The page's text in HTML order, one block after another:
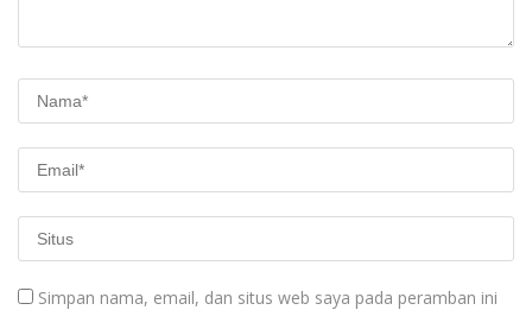
Simpan nama, email, dan situs web saya pada peramban ini